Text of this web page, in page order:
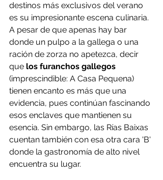
destinos más exclusivos del verano
es su impresionante escena culinaria.
A pesar de que apenas hay bar
donde un pulpo a la gallega o una
ración de zorza no apetezca, decir
que los furanchos gallegos
(imprescindible: A Casa Pequena)
tienen encanto es más que una
evidencia, pues continúan fascinando
esos enclaves que mantienen su
esencia. Sin embargo, las Rías Baixas
cuentan también con esa otra cara 'B'
donde la gastronomía de alto nivel
encuentra su lugar.